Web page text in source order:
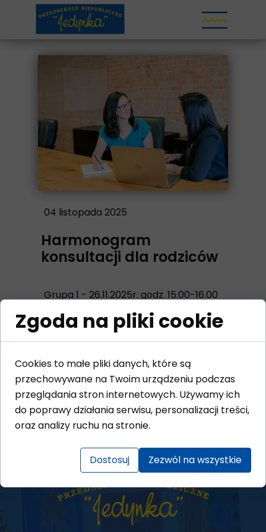
04 listopada 2025
Harmonogram
konsultacji dla rodziców
Grupa 1 - 26.11.2025r. godz. 15.00-16.00
Grupa 2 - 13.11.2025r. godz. 15.00-16.00
Grupa 3 - 17.11.2025r. godz. 15.00-16.00
Grupa 4 - 27.11.2025r. godz. 15.00-
Logopeda B. Cybulak - 26.11.2025r.
godz. 8.00-9.00
Logopeda v. Sawicka - 24.11.2025r.
godz. 15.00-16.00
Zgoda na pliki cookie
Cookies to małe pliki danych, które są
przechowywane na Twoim urządzeniu podczas
przeglądania stron internetowych. Używamy ich
do poprawy działania serwisu, personalizacji treści,
oraz analizy ruchu na stronie.
Dostosuj Zezwól na wszystkie